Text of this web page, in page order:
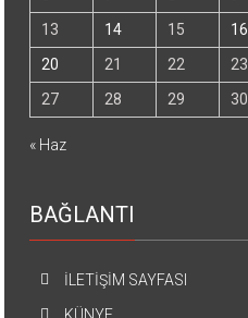
13
14 15 16
20
21 22 23
27
28 29 30
« Haz
BAĞLANTI
İLETİŞİM SAYFASI
KÜNYE